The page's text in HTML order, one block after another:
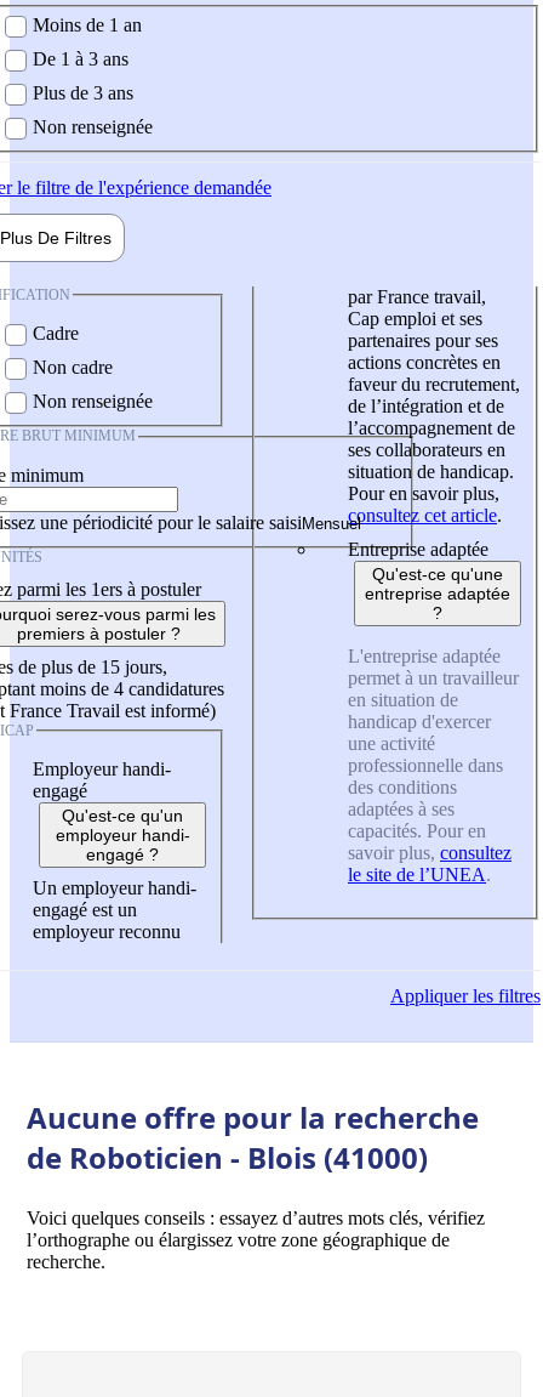
demandée
Moins de 1 an
De 1 à 3 ans
Plus de 3 ans
Non renseignée
le filtre de l'expérience demandée
Plus De Filtres
Cadre
Non cadre
Non renseignée
BRUT MINIMUM
minimum
une périodicité pour le salaire saisi
parmi les 1ers à postuler
serez-vous parmi les
premiers à postuler ?
de plus de 15 jours,
moins de 4 candidatures
France Travail est informé)
Employeur handi-
engagé
Qu'est-ce qu'un
employeur handi-
engagé ?
Un employeur handi-
engagé est un
employeur reconnu
par France travail,
Cap emploi et ses
partenaires pour ses
actions concrètes en
faveur du recrutement,
de l’intégration et de
l’accompagnement de
ses collaborateurs en
situation de handicap.
Pour en savoir plus,
consultez cet article.
Entreprise adaptée
Qu'est-ce qu'une
entreprise adaptée
?
L'entreprise adaptée
permet à un travailleur
en situation de
handicap d'exercer
une activité
professionnelle dans
des conditions
adaptées à ses
capacités. Pour en
savoir plus, consultez
le site de l’UNEA.
Appliquerles filtres
Aucune offre pour la recherche
de Roboticien - Blois (41000)
Voici quelques conseils : essayez d’autres mots clés, vérifiez
l’orthographe ou élargissez votre zone géographique de
recherche.